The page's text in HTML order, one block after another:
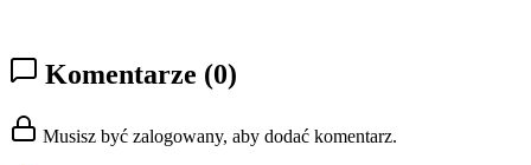
Komentarze (0)
Musisz być zalogowany, aby dodać komentarz.